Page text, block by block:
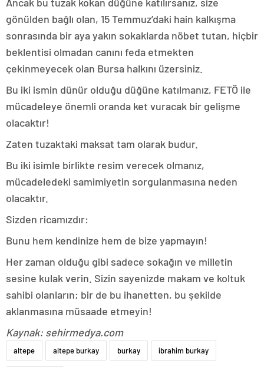
gönülden bağlı olan, 15 Temmuz’daki hain kalkışma
sonrasında bir aya yakın sokaklarda nöbet tutan, hiçbir
beklentisi olmadan canını feda etmekten
çekinmeyecek olan Bursa halkını üzersiniz.
Bu iki ismin dünür olduğu düğüne katılmanız, FETÖ ile
mücadeleye önemli oranda ket vuracak bir gelişme
olacaktır!
Zaten tuzaktaki maksat tam olarak budur.
Bu iki isimle birlikte resim verecek olmanız,
mücadeledeki samimiyetin sorgulanmasına neden
olacaktır.
Sizden ricamızdır:
Bunu hem kendinize hem de bize yapmayın!
Her zaman olduğu gibi sadece sokağın ve milletin
sesine kulak verin. Sizin sayenizde makam ve koltuk
sahibi olanların; bir de bu ihanetten, bu şekilde
aklanmasına müsaade etmeyin!
Kaynak: sehirmedya.com
altepe altepe burkay burkay ibrahim burkay